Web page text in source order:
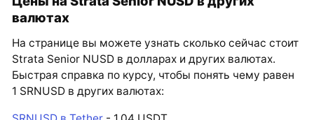
валютах
На странице вы можете узнать сколько сейчас стоит
Strata Senior NUSD в долларах и других валютах.
Быстрая справка по курсу, чтобы понять чему равен
1 SRNUSD в других валютах: